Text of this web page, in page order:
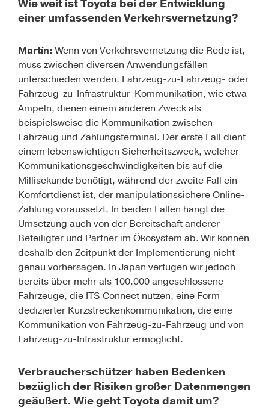
Wie weit ist Toyota bei der Entwicklung
einer umfassenden Verkehrsvernetzung?
Martín:Wenn von Verkehrsvernetzung die Rede ist,
muss zwischen diversen Anwendungsfällen
unterschieden werden. Fahrzeug-zu-Fahrzeug- oder
Fahrzeug-zu-Infrastruktur-Kommunikation, wie etwa
Ampeln, dienen einem anderen Zweck als
beispielsweise die Kommunikation zwischen
Fahrzeug und Zahlungsterminal. Der erste Fall dient
einem lebenswichtigen Sicherheitszweck, welcher
Kommunikationsgeschwindigkeiten bis auf die
Millisekunde benötigt, während der zweite Fall ein
Komfortdienst ist, der manipulationssichere Online-
Zahlung voraussetzt. In beiden Fällen hängt die
Umsetzung auch von der Bereitschaft anderer
Beteiligter und Partner im Ökosystem ab. Wir können
deshalb den Zeitpunkt der Implementierung nicht
genau vorhersagen. In Japan verfügen wir jedoch
bereits über mehr als 100.000 angeschlossene
Fahrzeuge, die ITS Connect nutzen, eine Form
dedizierter Kurzstreckenkommunikation, die eine
Kommunikation von Fahrzeug-zu-Fahrzeug und von
Fahrzeug-zu-Infrastruktur ermöglicht.
Verbraucherschützer haben Bedenken
bezüglich der Risiken großer Datenmengen
geäußert. Wie geht Toyota damit um?